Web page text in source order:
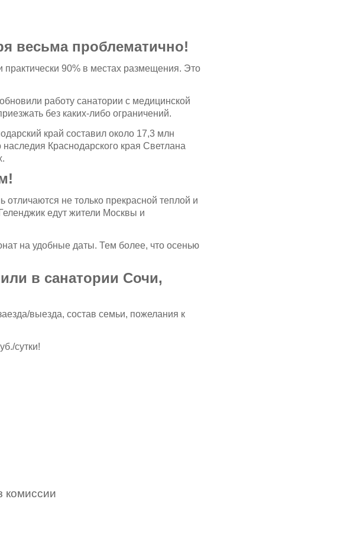
весьма проблематично!
90% в местах размещения. Это
работу санатории с медицинской
без каких-либо ограничений.
край составил около 17,3 млн
Краснодарского края Светлана
отличаются не только прекрасной теплой и
едут жители Москвы и
на удобные даты. Тем более, что осенью
в санатории Сочи,
выезда, состав семьи, пожелания к
сутки!
комиссии